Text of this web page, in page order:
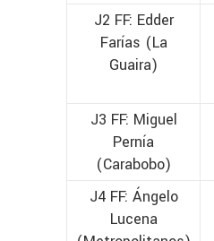
J2 FF: Edder
Farías (La
Guaira)
J3 FF: Miguel
Pernía
(Carabobo)
J4 FF: Ángelo
Lucena